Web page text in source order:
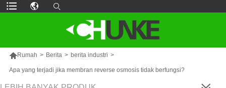
Rumah > Berita > berita industri >
Apa yang terjadi jika membran reverse osmosis tidak berfungsi?